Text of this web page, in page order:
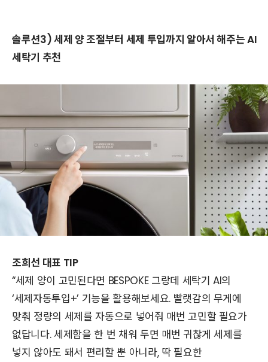
솔루션3) 세제 양 조절부터 세제 투입까지 알아서 해주는 AI
세탁기 추천
조희선 대표 TIP
“세제 양이 고민된다면 BESPOKE 그랑데 세탁기 AI의
‘세제자동투입+’ 기능을 활용해보세요. 빨랫감의 무게에
맞춰 정량의 세제를 자동으로 넣어줘 매번 고민할 필요가
없답니다. 세제함을 한 번 채워 두면 매번 귀찮게 세제를
넣지 않아도 돼서 편리할 뿐 아니라, 딱 필요한